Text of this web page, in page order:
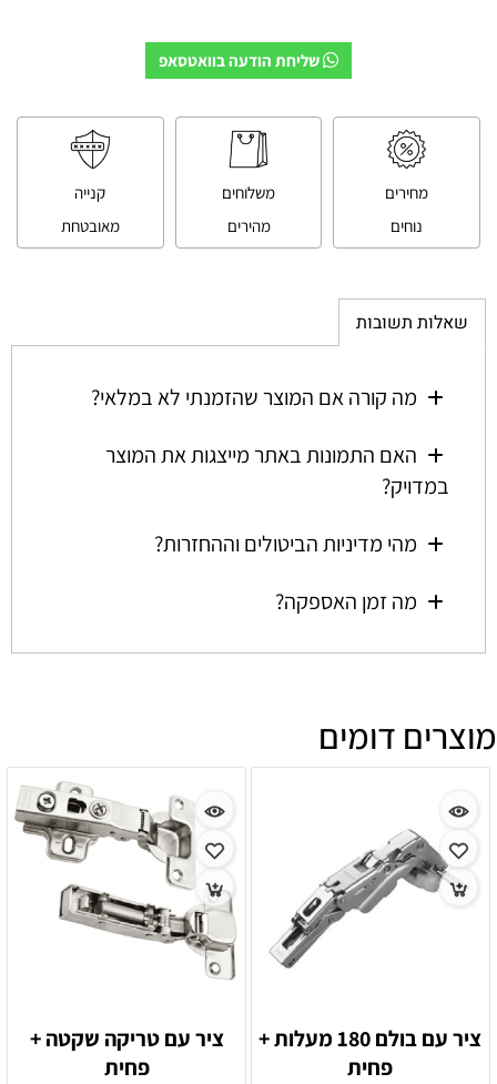
שליחת הודעה בוואטסאפ
מחירים
נוחים
משלוחים
מהירים
קנייה
מאובטחת
שאלות תשובות
מה קורה אם המוצר שהזמנתי לא במלאי?
האם התמונות באתר מייצגות את המוצר
במדויק?
מהי מדיניות הביטולים וההחזרות?
מה זמן האספקה?
מוצרים דומים
ציר עם בולם 180 מעלות +
פחית
ציר עם טריקה שקטה +
פחית